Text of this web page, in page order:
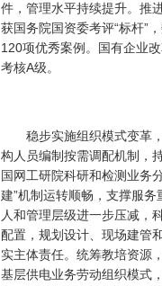
件，管理水平持续提升。推
获国务院国资委考评“标杆”
120项优秀案例。国有企业
考核A级。
稳步实施组织模式变革，
构人员编制按需调配机制，
国网工研院科研和检测业务
建”机制运转顺畅，支撑服
人和管理层级进一步压减，
配置，规划设计、现场建管
实主体责任。统筹教培资源
基层供电业务劳动组织模式